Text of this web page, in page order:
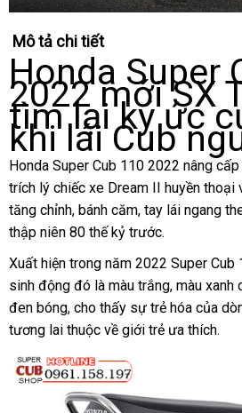
Mô tả chi tiết
Honda Super
2022 mới SX
tìm lại ký ức
khi lái Cub
Honda Super Cub 110 2022 nâng
trích lý chiếc xe Dream II huyền thoại
tăng chỉnh, bánh căm, tay lái ngang
thập niên 80 thế kỷ trước.
Xuất hiện trong năm 2022 Super Cub
sinh động đó là màu trắng, màu xanh
đen bóng, cho thấy sự trẻ hóa của
tương lai thuộc về giới trẻ ưa thích.